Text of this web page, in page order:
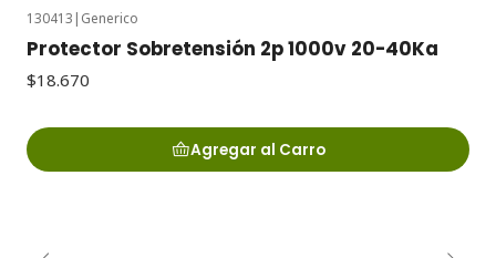
130413 | Generico
Protector Sobretensión 2p 1000v 20-40Ka
$18.670
Agregar al Carro